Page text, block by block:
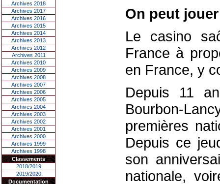
Archives 2018
Archives 2017
Archives 2016
Archives 2015
Archives 2014
Archives 2013
Archives 2012
Archives 2011
Archives 2010
Archives 2009
Archives 2008
Archives 2007
Archives 2006
Archives 2005
Archives 2004
Archives 2003
Archives 2002
Archives 2001
Archives 2000
Archives 1999
Archives 1998
Classements
2018/2019
2019/2020
Documentation
On peut
Le casino
France à
en France, y
Depuis 11
Bourbon-
premières
Depuis ce
son
nationale,